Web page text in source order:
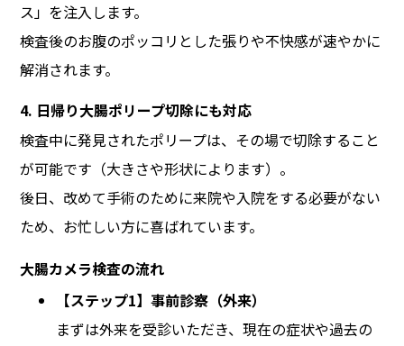
ス」を注入します。
検査後のお腹のポッコリとした張りや不快感が速やかに
解消されます。
4. 日帰り大腸ポリープ切除にも対応
検査中に発見されたポリープは、その場で切除すること
が可能です（大きさや形状によります）。
後日、改めて手術のために来院や入院をする必要がない
ため、お忙しい方に喜ばれています。
大腸カメラ検査の流れ
【ステップ1】事前診察（外来）
まずは外来を受診いただき、現在の症状や過去の